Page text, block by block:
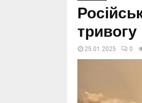
тривогу
25.01.2025 0